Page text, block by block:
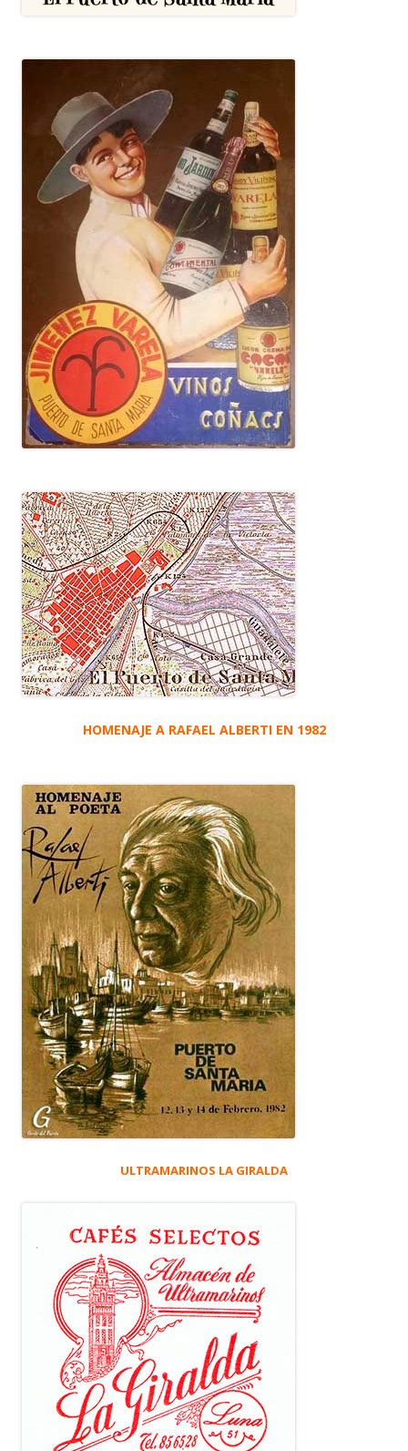
HOMENAJE A RAFAEL ALBERTI EN 1982
ULTRAMARINOS LA GIRALDA